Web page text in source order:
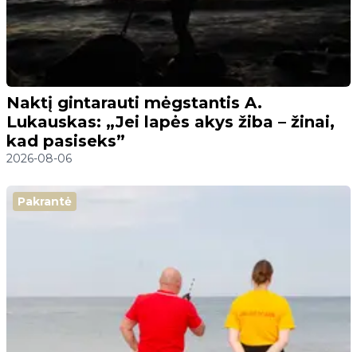
Naktį gintarauti mėgstantis A.
Lukauskas: „Jei lapės akys žiba – žinai,
kad pasiseks”
2026-08-06
Pakrantė